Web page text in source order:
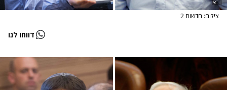
צילום: חדשות 2
דווחו לנו